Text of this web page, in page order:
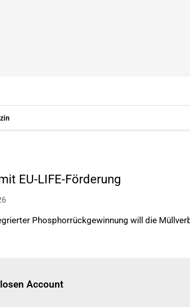
EU-LIFE-Förderung
Phosphorrückgewinnung will die
Account